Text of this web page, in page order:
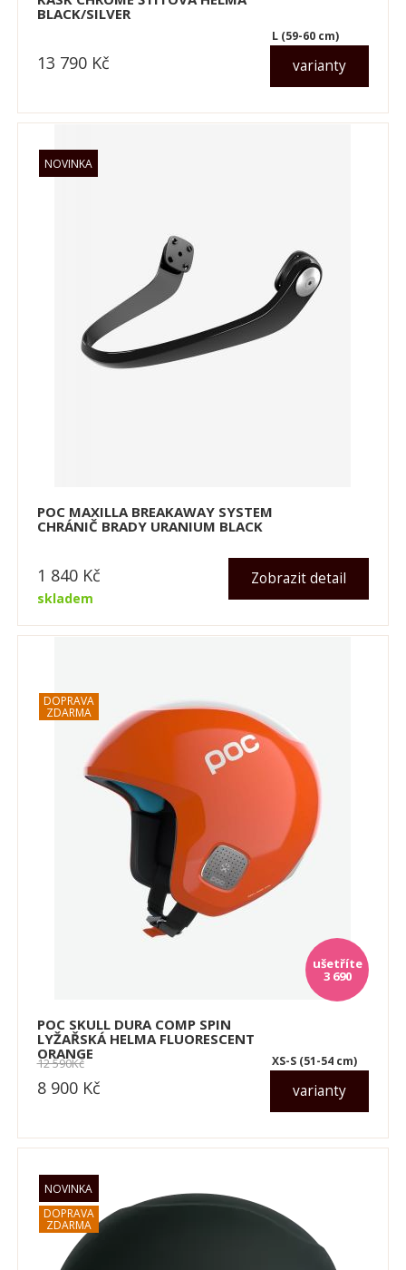
BLACK/SILVER
varianty
L (59-60 cm)
13 790 Kč
POC MAXILLA BREAKAWAY SYSTEM
CHRÁNIČ BRADY URANIUM BLACK
skladem
Zobrazit detail
1 840 Kč
POC SKULL DURA COMP SPIN
LYŽAŘSKÁ HELMA FLUORESCENT
ORANGE
varianty
XS-S (51-54 cm)
8 900 Kč
3 690
12 590Kč